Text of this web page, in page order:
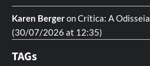
Karen BergeronCrítica: A Odisseia
(30/07/2026 at 12:35)
TAGs